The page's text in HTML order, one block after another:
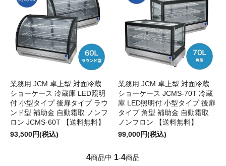
業務用 JCM 卓上型 対面冷蔵
ショーケース 冷蔵庫 LED照明
付 小型タイプ 後扉タイプ ラウ
ンド型 補助金 自動霜取 ノンフ
ロン JCMS-60T 【送料無料】
93,500円(税込)
業務用 JCM 卓上型 対面冷蔵
ショーケース JCMS-70T 冷蔵
庫 LED照明付 小型タイプ 後扉
タイプ 角型 補助金 自動霜取
ノンフロン 【送料無料】
99,000円(税込)
4商品中 1-4商品